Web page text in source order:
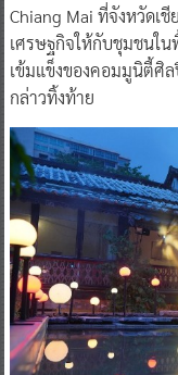
พร้อมขยายการจัดงานไ
Khon Kaen จังหวัดขอ
Chiang Mai ที่จังหวัดเ
เศรษฐกิจให้กับชุมชนใน
กล่าวทิ้งท้าย